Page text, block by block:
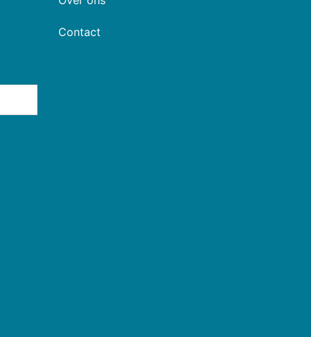
Contact